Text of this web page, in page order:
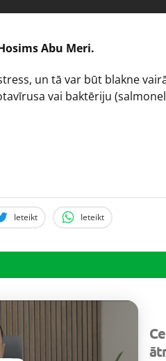
Abu Meri.
un tā var būt blakne
vai baktēriju
Ieteikt Ieteikt